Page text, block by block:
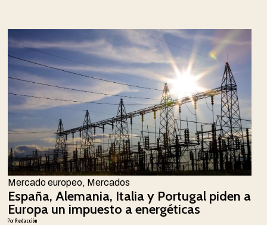
Mercado europeo, Mercados
España, Alemania, Italia y Portugal piden a
Europa un impuesto a energéticas
PorRedacción